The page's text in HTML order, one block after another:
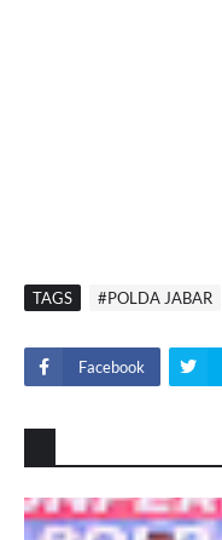
TAGS #POLDA JABAR
Facebook